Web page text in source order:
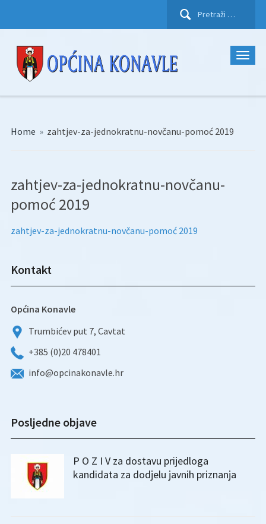
Pretraži:
Home » zahtjev-za-jednokratnu-novčanu-pomoć 2019
zahtjev-za-jednokratnu-novčanu-
pomoć 2019
zahtjev-za-jednokratnu-novčanu-pomoć 2019
Kontakt
Općina Konavle
Trumbićev put 7, Cavtat
+385 (0)20 478401
info@opcinakonavle.hr
Posljedne objave
P O Z I V za dostavu prijedloga
kandidata za dodjelu javnih priznanja